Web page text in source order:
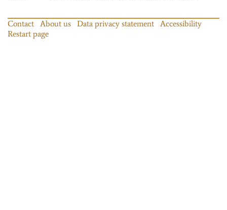
Contact About us Data privacy statement
Accessibility
Restart page